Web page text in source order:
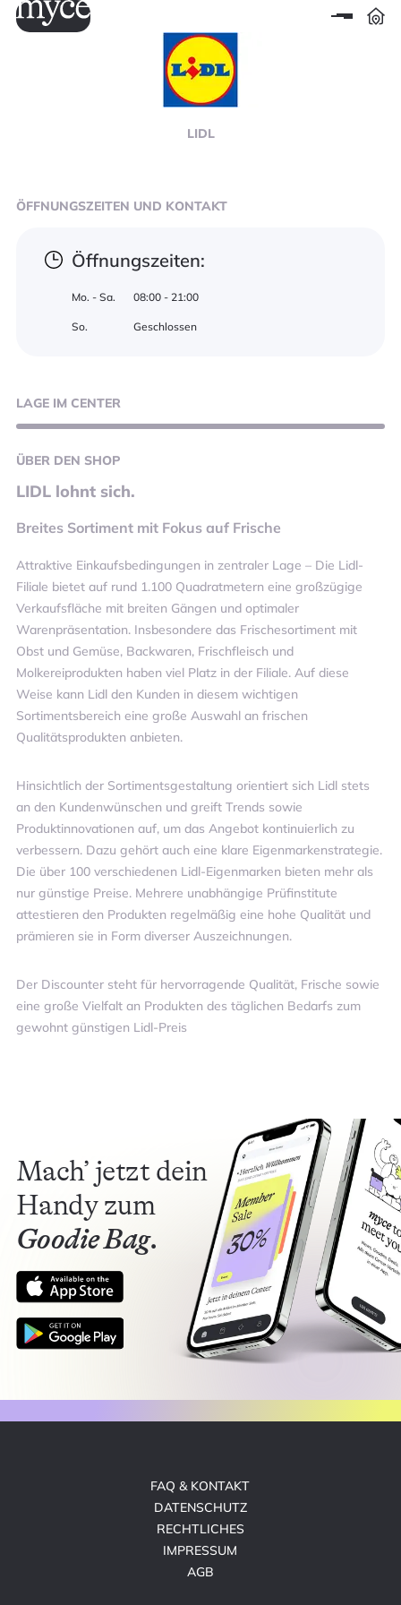
LIDL
ÖFFNUNGSZEITEN UND KONTAKT
Öffnungszeiten:
Mo. - Sa. 08:00 - 21:00
So. Geschlossen
LAGEIM CENTER
ÜBERDEN SHOP
LIDL lohnt sich.
Breites Sortiment mit Fokus auf Frische
Attraktive Einkaufsbedingungen in zentraler Lage – Die Lidl-
Filiale bietet auf rund 1.100 Quadratmetern eine großzügige
Verkaufsfläche mit breiten Gängen und optimaler
Warenpräsentation. Insbesondere das Frischesortiment mit
Obst und Gemüse, Backwaren, Frischfleisch und
Molkereiprodukten haben viel Platz in der Filiale. Auf diese
Weise kann Lidl den Kunden in diesem wichtigen
Sortimentsbereich eine große Auswahl an frischen
Qualitätsprodukten anbieten.
Hinsichtlich der Sortimentsgestaltung orientiert sich Lidl stets
an den Kundenwünschen und greift Trends sowie
Produktinnovationen auf, um das Angebot kontinuierlich zu
verbessern. Dazu gehört auch eine klare Eigenmarkenstrategie.
Die über 100 verschiedenen Lidl-Eigenmarken bieten mehr als
nur günstige Preise. Mehrere unabhängige Prüfinstitute
attestieren den Produkten regelmäßig eine hohe Qualität und
prämieren sie in Form diverser Auszeichnungen.
Der Discounter steht für hervorragende Qualität, Frische sowie
eine große Vielfalt an Produkten des täglichen Bedarfs zum
gewohnt günstigen Lidl-Preis
Mach’ jetzt dein
Handy zum
Goodie Bag.
FAQ & KONTAKT
DATENSCHUTZ
RECHTLICHES
IMPRESSUM
AGB